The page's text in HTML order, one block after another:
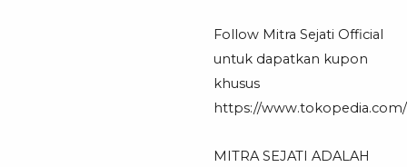
Follow Mitra Sejati Official
untuk dapatkan kupon
khusus
https://
MITRA SEJATI ADALAH